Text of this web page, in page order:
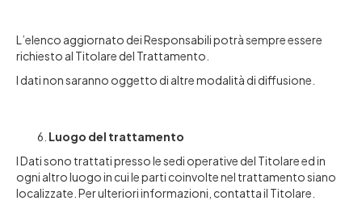
L’elenco aggiornato dei Responsabili potrà sempre essere
richiesto al Titolare del Trattamento.
I dati non saranno oggetto di altre modalità di diffusione.
Luogo del trattamento
I Dati sono trattati presso le sedi operative del Titolare ed in
ogni altro luogo in cui le parti coinvolte nel trattamento siano
localizzate. Per ulteriori informazioni, contatta il Titolare.